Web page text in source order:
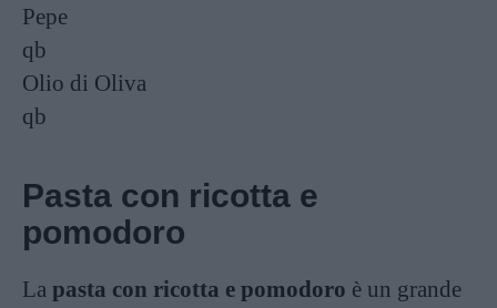
Pepe
qb
Olio di Oliva
qb
Pasta con ricotta e
pomodoro
La pasta con ricotta e pomodoro è un grande